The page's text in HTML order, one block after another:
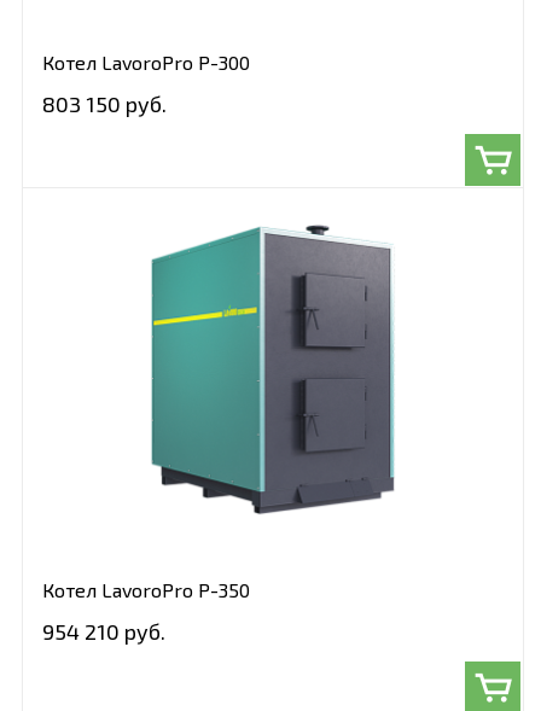
Котел LavoroPro Р-300
803 150 руб.
Котел LavoroPro P-350
954 210 руб.